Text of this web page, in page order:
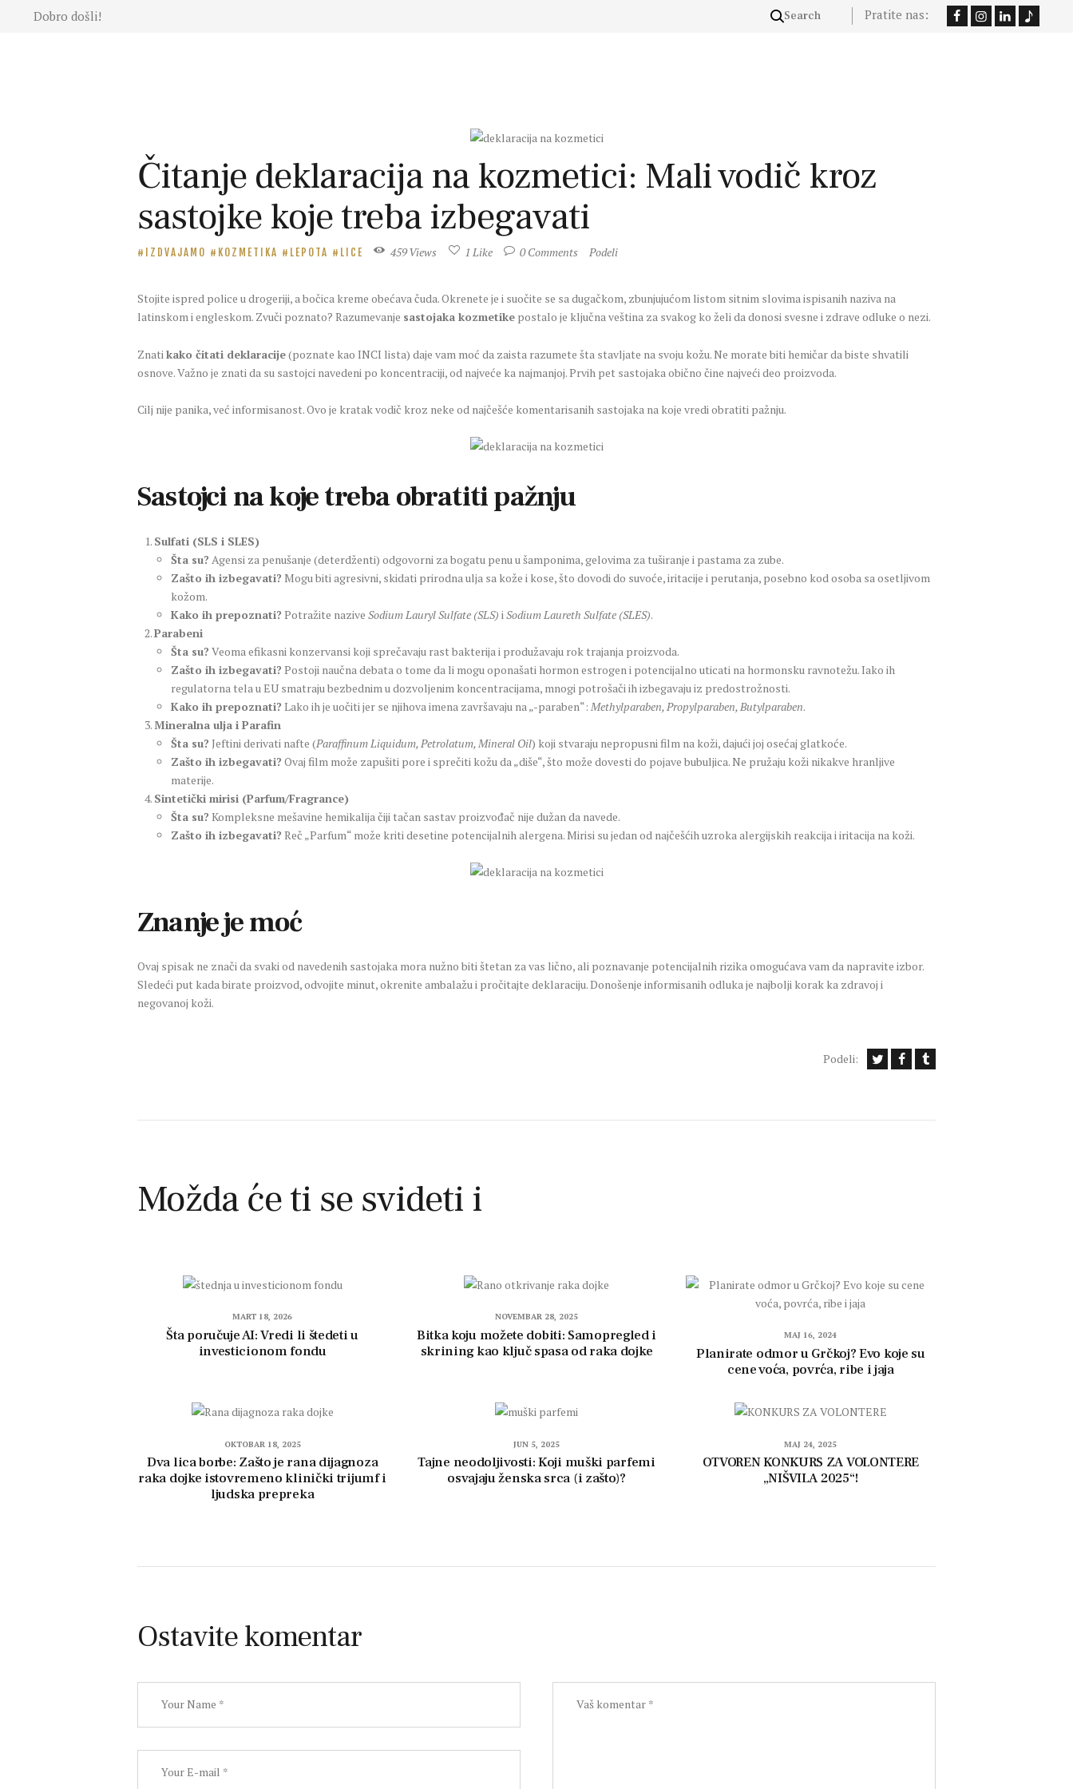
Dobro došli! Pratite nas:
Moda
Čitanje deklaracija na kozmetici: Mali vodič kroz
sastojke koje treba izbegavati
IZDVAJAMO KOZMETIKA LEPOTA LICE 459Views 1 Like 0Comments Podeli
Stojite ispred police u drogeriji, a bočica kreme obećava čuda. Okrenete je i suočite se sa dugačkom, zbunjujućom listom sitnim slovima ispisanih naziva na
latinskom i engleskom. Zvuči poznato? Razumevanje sastojaka kozmetike postalo je ključna veština za svakog ko želi da donosi svesne i zdrave odluke o nezi.
Znati kako čitati deklaracije(poznate kao INCI lista) daje vam moć da zaista razumete šta stavljate na svoju kožu. Ne morate biti hemičar da biste shvatili
osnove. Važno je znati da su sastojci navedeni po koncentraciji, od najveće ka najmanjoj. Prvih pet sastojaka obično čine najveći deo proizvoda.
Cilj nije panika, već informisanost. Ovo je kratak vodič kroz neke od najčešće komentarisanih sastojaka na koje vredi obratiti pažnju.
Sastojci na koje treba obratiti pažnju
Sulfati (SLS i SLES)
Šta su? Agensi za penušanje (deterdženti) odgovorni za bogatu penu u šamponima, gelovima za tuširanje i pastama za zube.
Zašto ih izbegavati? Mogu biti agresivni, skidati prirodna ulja sa kože i kose, što dovodi do suvoće, iritacije i perutanja, posebno kod osoba sa osetljivom
kožom.
Kako ih prepoznati? Potražite nazive Sodium Lauryl Sulfate (SLS) i Sodium Laureth Sulfate (SLES).
Parabeni
Šta su? Veoma efikasni konzervansi koji sprečavaju rast bakterija i produžavaju rok trajanja proizvoda.
Zašto ih izbegavati? Postoji naučna debata o tome da li mogu oponašati hormon estrogen i potencijalno uticati na hormonsku ravnotežu. Iako ih
regulatorna tela u EU smatraju bezbednim u dozvoljenim koncentracijama, mnogi potrošači ih izbegavaju iz predostrožnosti.
Kako ih prepoznati? Lako ih je uočiti jer se njihova imena završavaju na „-paraben“: Methylparaben, Propylparaben, Butylparaben.
Mineralna ulja i Parafin
Šta su? Jeftini derivati nafte (Paraffinum Liquidum, Petrolatum, Mineral Oil) koji stvaraju nepropusni film na koži, dajući joj osećaj glatkoće.
Zašto ih izbegavati? Ovaj film može zapušiti pore i sprečiti kožu da „diše“, što može dovesti do pojave bubuljica. Ne pružaju koži nikakve hranljive
materije.
Sintetički mirisi (Parfum/Fragrance)
Šta su? Kompleksne mešavine hemikalija čiji tačan sastav proizvođač nije dužan da navede.
Zašto ih izbegavati? Reč „Parfum“ može kriti desetine potencijalnih alergena. Mirisi su jedan od najčešćih uzroka alergijskih reakcija i iritacija na koži.
Znanje je moć
Ovaj spisak ne znači da svaki od navedenih sastojaka mora nužno biti štetan za vas lično, ali poznavanje potencijalnih rizika omogućava vam da napravite izbor.
Sledeći put kada birate proizvod, odvojite minut, okrenite ambalažu i pročitajte deklaraciju. Donošenje informisanih odluka je najbolji korak ka zdravoj i
negovanoj koži.
Podeli:
Možda će ti se svideti i
MART 18, 2026
Šta poručuje AI: Vredi li štedeti u
investicionom fondu
NOVEMBAR 28, 2025
Bitka koju možete dobiti: Samopregled i
skrining kao ključ spasa od raka dojke
MAJ 16, 2024
Planirate odmor u Grčkoj? Evo koje su
cene voća, povrća, ribe i jaja
OKTOBAR 18, 2025
Dva lica borbe: Zašto je rana dijagnoza
raka dojke istovremeno klinički trijumf i
ljudska prepreka
JUN 5, 2025
Tajne neodoljivosti: Koji muški parfemi
osvajaju ženska srca (i zašto)?
MAJ 24, 2025
OTVOREN KONKURS ZA VOLONTERE
„NIŠVILA 2025“!
Ostavite komentar